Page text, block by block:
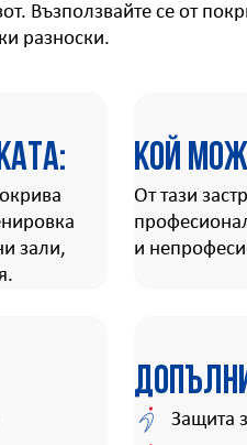
Възползвайте се от
разноски.
зали,
Кой
От тази
и
Защита